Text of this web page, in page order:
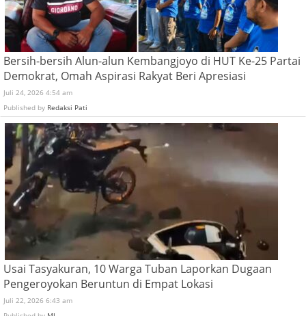
Bersih-bersih Alun-alun Kembangjoyo di HUT Ke-25 Partai
Demokrat, Omah Aspirasi Rakyat Beri Apresiasi
Juli 24, 2026 4:54 am
Published by Redaksi Pati
Usai Tasyakuran, 10 Warga Tuban Laporkan Dugaan
Pengeroyokan Beruntun di Empat Lokasi
Juli 22, 2026 6:43 am